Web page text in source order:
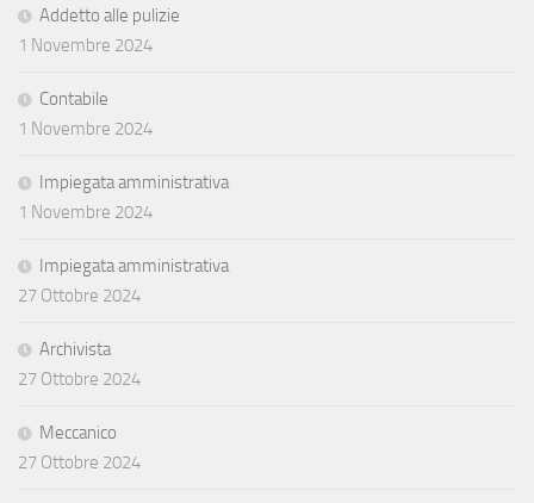
Addetto alle pulizie
1 Novembre 2024
Contabile
1 Novembre 2024
Impiegata amministrativa
1 Novembre 2024
Impiegata amministrativa
27 Ottobre 2024
Archivista
27 Ottobre 2024
Meccanico
27 Ottobre 2024